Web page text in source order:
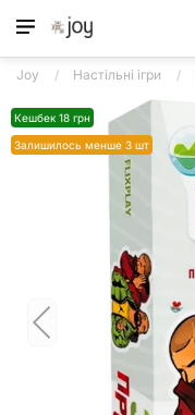
Joy Настільні ігри
Кешбек 18 грн
Залишилось менше 3 шт